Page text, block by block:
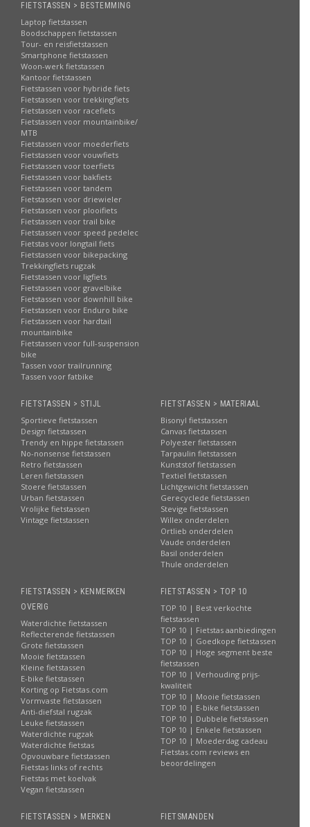
FIETSTASSEN > BESTEMMING
Laptop fietstassen
Boodschappen fietstassen
Tour- en reisfietstassen
Smartphone fietstassen
Woon-werk fietstassen
Kantoor fietstassen
Fietstassen voor hybride fiets
Fietstassen voor trekkingfiets
Fietstassen voor racefiets
Fietstassen voor mountainbike/
MTB
Fietstassen voor moederfiets
Fietstassen voor vouwfiets
Fietstassen voor toerfiets
Fietstassen voor bakfiets
Fietstassen voor tandem
Fietstassen voor driewieler
Fietstassen voor plooifiets
Fietstassen voor trail bike
Fietstassen voor speed pedelec
Fietstas voor longtail fiets
Fietstassen voor bikepacking
Trekkingfiets rugzak
Fietstassen voor ligfiets
Fietstassen voor gravelbike
Fietstassen voor downhill bike
Fietstassen voor Enduro bike
Fietstassen voor hardtail
mountainbike
Fietstassen voor full-suspension
bike
Tassen voor trailrunning
Tassen voor fatbike
FIETSTASSEN > STIJL
Sportieve fietstassen
Design fietstassen
Trendy en hippe fietstassen
No-nonsense fietstassen
Retro fietstassen
Leren fietstassen
Stoere fietstassen
Urban fietstassen
Vrolijke fietstassen
Vintage fietstassen
FIETSTASSEN > MATERIAAL
Bisonyl fietstassen
Canvas fietstassen
Polyester fietstassen
Tarpaulin fietstassen
Kunststof fietstassen
Textiel fietstassen
Lichtgewicht fietstassen
Gerecyclede fietstassen
Stevige fietstassen
Willex onderdelen
Ortlieb onderdelen
Vaude onderdelen
Basil onderdelen
Thule onderdelen
FIETSTASSEN > KENMERKEN
OVERIG
Waterdichte fietstassen
Reflecterende fietstassen
Grote fietstassen
Mooie fietstassen
Kleine fietstassen
E-bike fietstassen
Korting op Fietstas.com
Vormvaste fietstassen
Anti-diefstal rugzak
Leuke fietstassen
Waterdichte rugzak
Waterdichte fietstas
Opvouwbare fietstassen
Fietstas links of rechts
Fietstas met koelvak
Vegan fietstassen
FIETSTASSEN > TOP 10
TOP 10 | Best verkochte
fietstassen
TOP 10 | Fietstas aanbiedingen
TOP 10 | Goedkope fietstassen
TOP 10 | Hoge segment beste
fietstassen
TOP 10 | Verhouding prijs-
kwaliteit
TOP 10 | Mooie fietstassen
TOP 10 | E-bike fietstassen
TOP 10 | Dubbele fietstassen
TOP 10 | Enkele fietstassen
TOP 10 | Moederdag cadeau
Fietstas.com reviews en
beoordelingen
FIETSTASSEN > MERKEN FIETSMANDEN